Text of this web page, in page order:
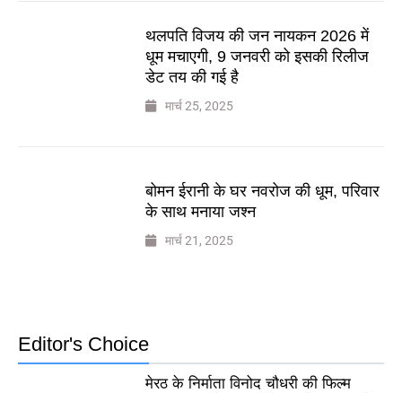
थलपति विजय की जन नायकन 2026 में
धूम मचाएगी, 9 जनवरी को इसकी रिलीज
डेट तय की गई है
मार्च 25, 2025
बोमन ईरानी के घर नवरोज की धूम, परिवार
के साथ मनाया जश्न
मार्च 21, 2025
Editor's Choice
मेरठ के निर्माता विनोद चौधरी की फिल्म